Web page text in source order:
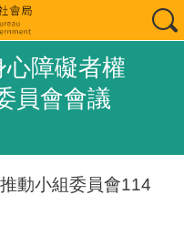
心障礙者權
員會會議
動小組委員會114